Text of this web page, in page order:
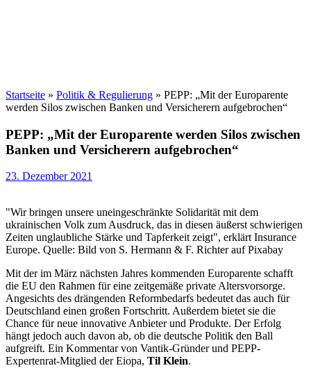
Startseite » Politik & Regulierung » PEPP: „Mit der Europarente
werden Silos zwischen Banken und Versicherern aufgebrochen“
PEPP: „Mit der Europarente werden Silos zwischen
Banken und Versicherern aufgebrochen“
23. Dezember 2021
"Wir bringen unsere uneingeschränkte Solidarität mit dem
ukrainischen Volk zum Ausdruck, das in diesen äußerst schwierigen
Zeiten unglaubliche Stärke und Tapferkeit zeigt", erklärt Insurance
Europe. Quelle: Bild von S. Hermann & F. Richter auf Pixabay
Mit der im März nächsten Jahres kommenden Europarente schafft
die EU den Rahmen für eine zeitgemäße private Altersvorsorge.
Angesichts des drängenden Reformbedarfs bedeutet das auch für
Deutschland einen großen Fortschritt. Außerdem bietet sie die
Chance für neue innovative Anbieter und Produkte. Der Erfolg
hängt jedoch auch davon ab, ob die deutsche Politik den Ball
aufgreift. Ein Kommentar von Vantik-Gründer und PEPP-
Expertenrat-Mitglied der Eiopa, Til Klein.